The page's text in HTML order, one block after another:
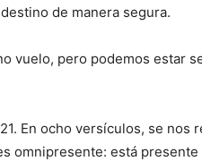
de manera segura.
vuelo, pero podemos estar
En ocho versículos, se nos
omnipresente: está